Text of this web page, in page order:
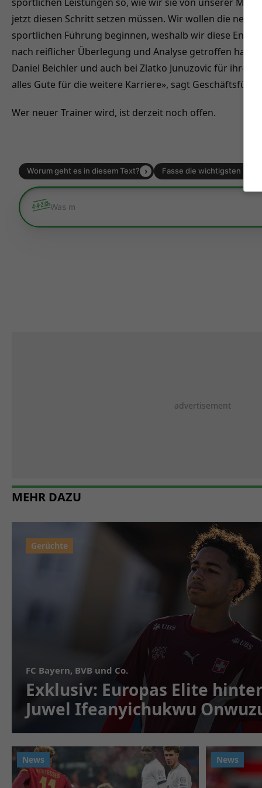
jetzt diesen Schritt setzen müssen. Wir wollen die neue
sportlichen Führung beginnen, weshalb wir diese
nach reiflicher Überlegung und Analyse getroffen
Daniel Beichler und auch bei Zlatko Junuzovic für ihren
alles Gute für die weitere Karriere», sagt
Wer neuer Trainer wird, ist derzeit noch offen.
MEHR DAZU
FC Bayern, BVB und Co.
Exklusiv: Europas Elite
Juwel Ifeanyichukwu